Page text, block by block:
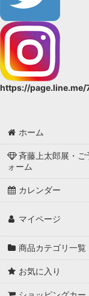
https://page.line.me/
ホーム
斉藤上太郎展・ご
ォーム
カレンダー
マイページ
商品カテゴリ一覧
お気に入り